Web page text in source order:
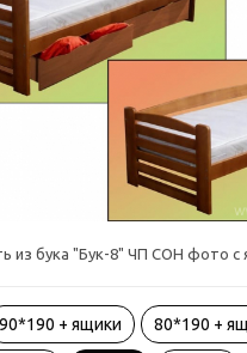
из бука "Бук-8" ЧП СОН фото с
90*190 + ящики 80*190 +